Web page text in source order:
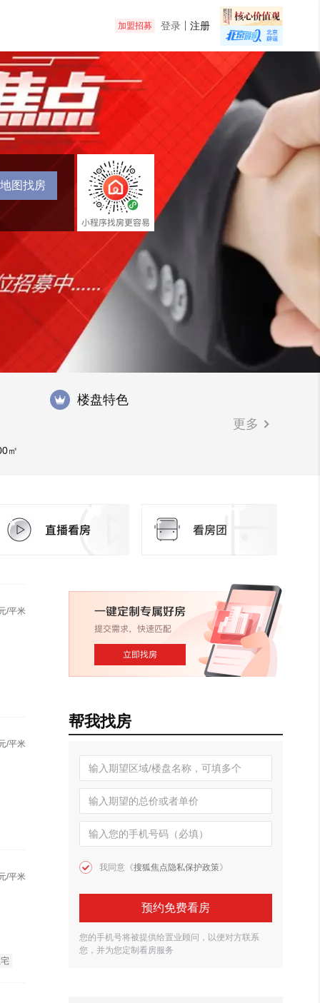
加盟招募 登录 注册
地图找房
㎡
楼盘特色
更多
/平米
/平米
/平米
帮我找房
我同意《搜狐焦点隐私保护政策》
预约免费看房
您的手机号将被提供给置业顾问，以便对方联系
您，并为您定制看房服务